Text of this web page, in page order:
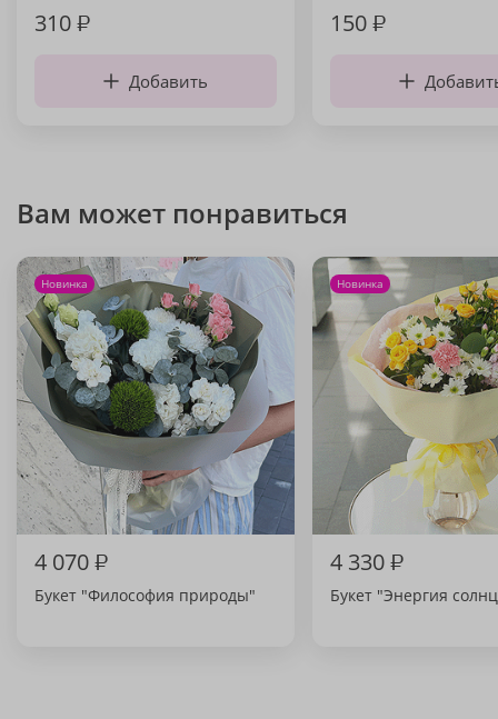
310₽
Добавить
150₽
Вам может понравиться
Новинка
4 070₽
Букет "Философия природы"
Новинка
4 330₽
Букет "Энергия